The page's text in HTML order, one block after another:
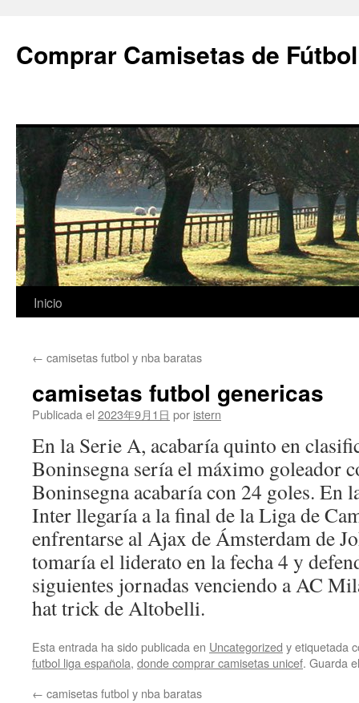
Comprar Camisetas de
Saltar
contenido
Inicio
← camisetas futbol y nba baratas
camisetas futbol genericas
Publicada el 2023年9月1日 por istern
En la Serie A, acabaría quinto en
Boninsegna sería el máximo goleador
Boninsegna acabaría con 24 goles. En
Inter llegaría a la final de la Liga de
enfrentarse al Ajax de Ámsterdam de
tomaría el liderato en la fecha 4 y
siguientes jornadas venciendo a AC
hat trick de Altobelli.
Esta entrada ha sido publicada en Uncategorized y etiquetada
futbol liga española, donde comprar camisetas unicef. Guarda
← camisetas futbol y nba baratas